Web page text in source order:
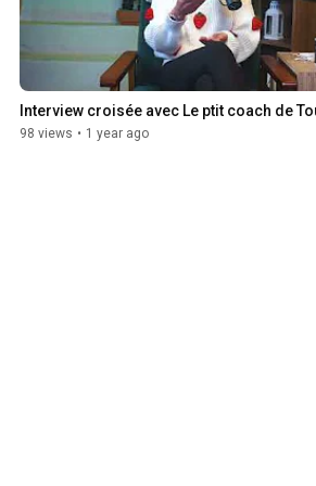
Interview croisée avec Le ptit coach de
98 views • 1 year ago